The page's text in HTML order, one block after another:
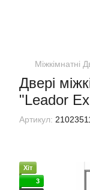
Міжкімнатні
Двері
"Leador
Артикул:
Хіт
3